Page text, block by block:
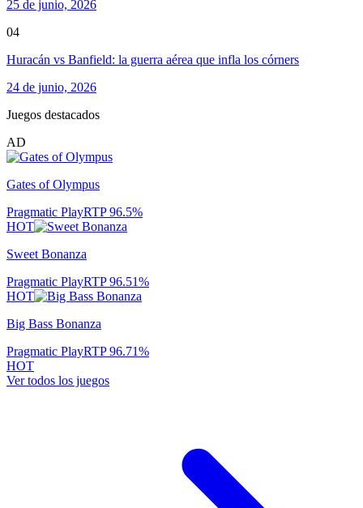
25 de junio, 2026
04
Huracán vs Banfield: la guerra aérea que infla los córners
24 de junio, 2026
Juegos destacados
AD
Gates of Olympus
Pragmatic PlayRTP96.5%
HOT
Sweet Bonanza
Pragmatic PlayRTP96.51%
HOT
Big Bass Bonanza
Pragmatic PlayRTP96.71%
HOT
Ver todos los juegos